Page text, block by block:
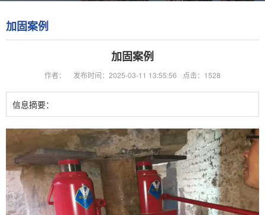
加固案例
加固案例
作者： 发布时间：2025-03-11 13:55:56 点击：1528
信息摘要：